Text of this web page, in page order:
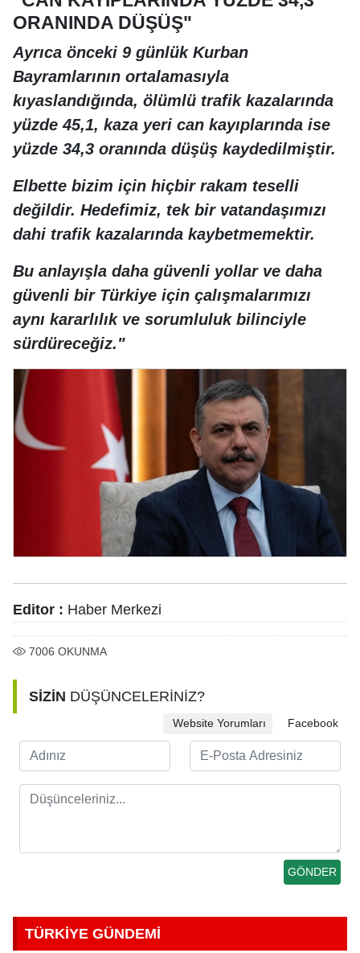
ORANINDA DÜŞÜŞ"
Ayrıca önceki 9 günlük Kurban
Bayramlarının ortalamasıyla
kıyaslandığında, ölümlü trafik kazalarında
yüzde 45,1, kaza yeri can kayıplarında ise
yüzde 34,3 oranında düşüş kaydedilmiştir.
Elbette bizim için hiçbir rakam teselli
değildir. Hedefimiz, tek bir vatandaşımızı
dahi trafik kazalarında kaybetmemektir.
Bu anlayışla daha güvenli yollar ve daha
güvenli bir Türkiye için çalışmalarımızı
aynı kararlılık ve sorumluluk bilinciyle
sürdüreceğiz."
Editor : Haber Merkezi
7006 OKUNMA
SİZİN DÜŞÜNCELERİNİZ?
Website Yorumları Facebook
TÜRKİYE GÜNDEMİ